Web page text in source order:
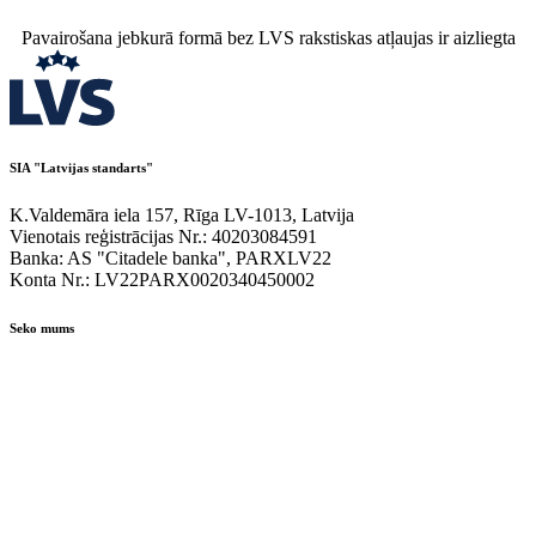
Pavairošana jebkurā formā bez LVS rakstiskas atļaujas ir aizliegta
SIA "Latvijas standarts"
K.Valdemāra iela 157, Rīga LV-1013, Latvija
Vienotais reģistrācijas Nr.: 40203084591
Banka: AS "Citadele banka", PARXLV22
Konta Nr.: LV22PARX0020340450002
Seko mums